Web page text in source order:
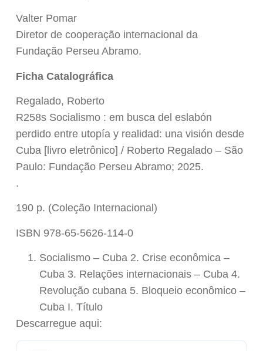
Valter Pomar
Diretor de cooperação internacional da
Fundação Perseu Abramo.
Ficha Catalográfica
Regalado, Roberto
R258s Socialismo : em busca del eslabón
perdido entre utopía y realidad: una visión desde
Cuba [livro eletrônico] / Roberto Regalado – São
Paulo: Fundação Perseu Abramo; 2025.
.
190 p. (Coleção Internacional)
ISBN 978-65-5626-114-0
Socialismo – Cuba 2. Crise econômica –
Cuba 3. Relações internacionais – Cuba 4.
Revolução cubana 5. Bloqueio econômico –
Cuba I. Título
Descarregue aqui: